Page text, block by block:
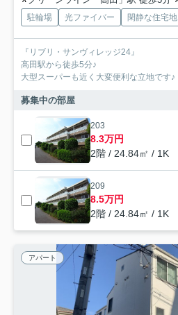
駐輪場 光ファイバー 閑静な住宅地
『リブリ・サンヴィレッジ24』
高田駅から徒歩5分♪
大型スーパーも近く大変便利な立地です♪
募集中の部屋
203
8.3万円
2階 / 24.84㎡ / 1K
209
8.5万円
2階 / 24.84㎡ / 1K
アパート